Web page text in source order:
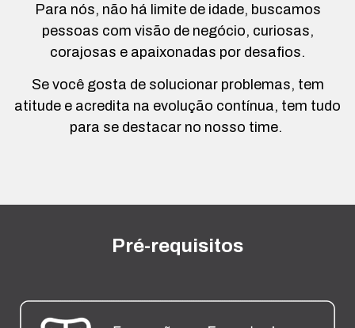
Para nós, não há limite de idade, buscamos
pessoas com visão de negócio, curiosas,
corajosas e apaixonadas por desafios.
Se você gosta de solucionar problemas, tem
atitude e acredita na evolução contínua, tem tudo
para se destacar no nosso time.
Pré-requisitos